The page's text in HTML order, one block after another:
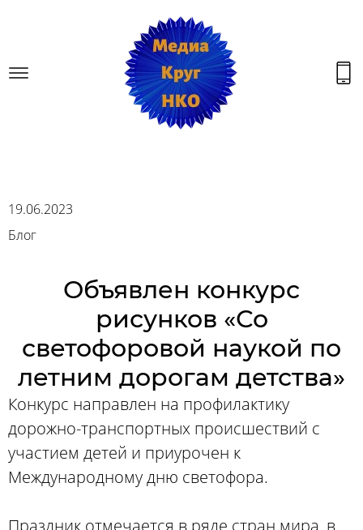
19.06.2023
Блог
Объявлен конкурс
рисунков «Со
светофоровой наукой по
летним дорогам детства»
Конкурс направлен на профилактику
дорожно-транспортных происшествий с
участием детей и приурочен к
Международному дню светофора.
Праздник отмечается в ряде стран мира, в